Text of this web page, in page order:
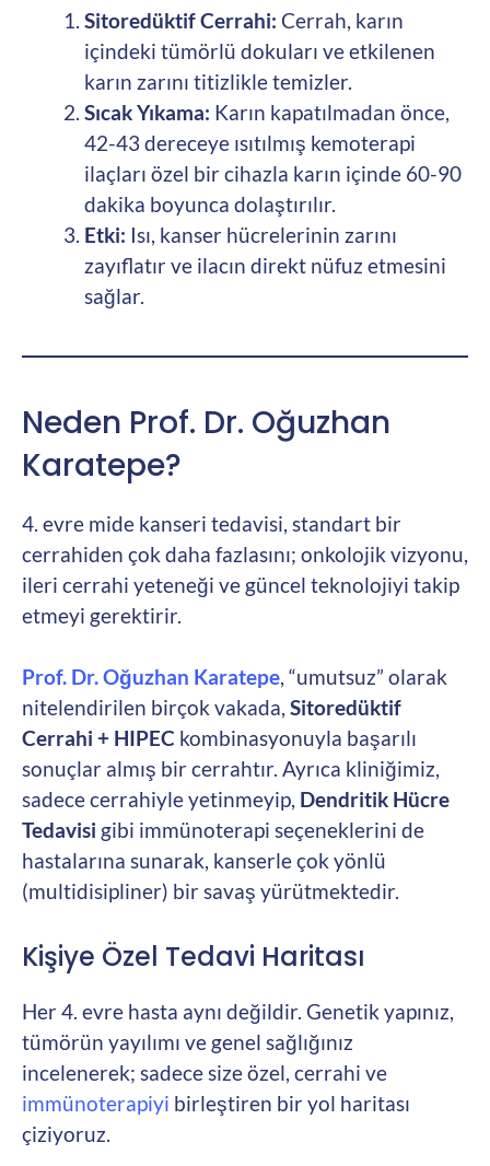
Sitoredüktif Cerrahi: Cerrah, karın
içindeki tümörlü dokuları ve etkilenen
karın zarını titizlikle temizler.
Sıcak Yıkama: Karın kapatılmadan önce,
42-43 dereceye ısıtılmış kemoterapi
ilaçları özel bir cihazla karın içinde 60-90
dakika boyunca dolaştırılır.
Etki: Isı, kanser hücrelerinin zarını
zayıflatır ve ilacın direkt nüfuz etmesini
sağlar.
Neden Prof. Dr. Oğuzhan
Karatepe?
4. evre mide kanseri tedavisi, standart bir
cerrahiden çok daha fazlasını; onkolojik vizyonu,
ileri cerrahi yeteneği ve güncel teknolojiyi takip
etmeyi gerektirir.
Prof. Dr. Oğuzhan Karatepe, “umutsuz” olarak
nitelendirilen birçok vakada, Sitoredüktif
Cerrahi + HIPEC kombinasyonuyla başarılı
sonuçlar almış bir cerrahtır. Ayrıca kliniğimiz,
sadece cerrahiyle yetinmeyip, Dendritik Hücre
Tedavisi gibi immünoterapi seçeneklerini de
hastalarına sunarak, kanserle çok yönlü
(multidisipliner) bir savaş yürütmektedir.
Kişiye Özel Tedavi Haritası
Her 4. evre hasta aynı değildir. Genetik yapınız,
tümörün yayılımı ve genel sağlığınız
incelenerek; sadece size özel, cerrahi ve
immünoterapiyi birleştiren bir yol haritası
çiziyoruz.